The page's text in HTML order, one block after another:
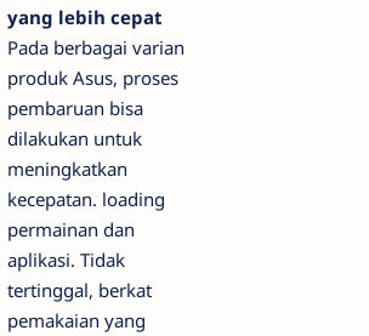
yang lebih cepat
Pada berbagai varian
produk Asus, proses
pembaruan bisa
dilakukan untuk
meningkatkan
kecepatan. loading
permainan dan
aplikasi. Tidak
tertinggal, berkat
pemakaian yang